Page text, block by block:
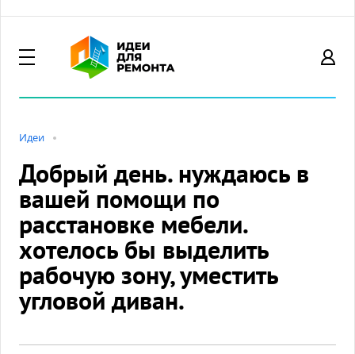
Идеи
Добрый день. нуждаюсь в
вашей помощи по
расстановке мебели.
хотелось бы выделить
рабочую зону, уместить
угловой диван.